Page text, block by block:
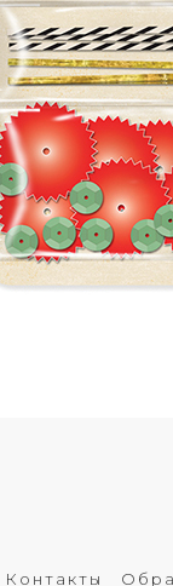
Контакты